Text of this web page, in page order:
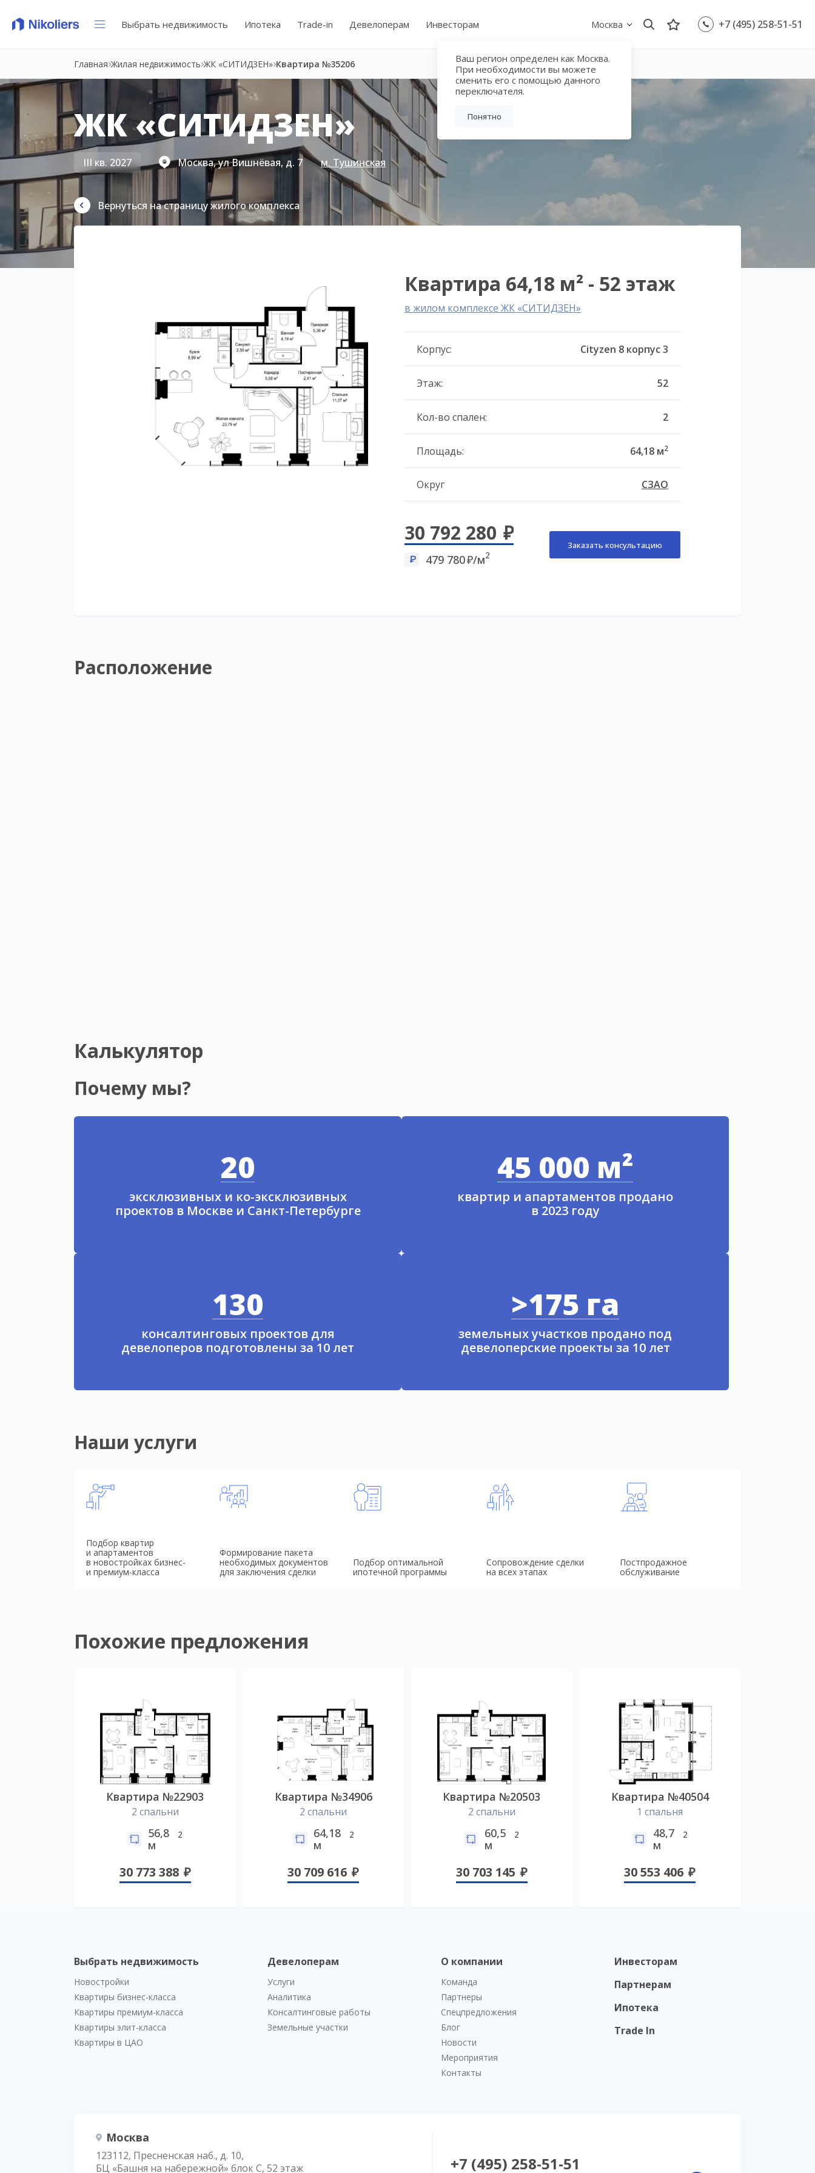
Выбрать недвижимость Ипотека Trade-in Девелоперам Инвесторам Москва
Ваш регион определен как Москва.
При необходимости вы можете
сменить его с помощью данного
переключателя.
Понятно
+7 (495) 258-51-51
Главная Жилая недвижимость ЖК «СИТИДЗЕН» Квартира №35206
ЖК «СИТИДЗЕН»
III кв. 2027 Москва, ул Вишнёвая, д. 7 м. Тушинская
Вернуться на страницу жилого комплекса
Квартира 64,18 м² - 52 этаж
в жилом комплексе ЖК «СИТИДЗЕН»
Корпус: Cityzen 8 корпус 3
Этаж: 52
Кол-во спален: 2
Площадь: 64,18 м2
Округ СЗАО
30 792 280
479 780 /м2
Заказать консультацию
Расположение
Калькулятор
Почему мы?
20
эксклюзивных и ко-эксклюзивных
проектов в Москве и Санкт-Петербурге
45 000 м²
квартир и апартаментов продано
в 2023 году
130
консалтинговых проектов для
девелоперов подготовлены за 10 лет
>175 га
земельных участков продано под
девелоперские проекты за 10 лет
Наши услуги
Подбор квартир
и апартаментов
в новостройках бизнес-
и премиум-класса
Формирование пакета
необходимых документов
для заключения сделки
Подбор оптимальной
ипотечной программы
Сопровождение сделки
на всех этапах
Постпродажное
обслуживание
Похожие предложения
Квартира №22903
2 спальни
56,8
м
2
30 773 388
Квартира №34906
2 спальни
64,18
м
2
30 709 616
Квартира №20503
2 спальни
60,5
м
2
30 703 145
Квартира №40504
1 спальня
48,7
м
2
30 553 406
Выбрать недвижимость
Новостройки
Квартиры бизнес-класса
Квартиры премиум-класса
Квартиры элит-класса
Квартиры в ЦАО
Девелоперам
Услуги
Аналитика
Консалтинговые работы
Земельные участки
О компании
Команда
Партнеры
Спецпредложения
Блог
Новости
Мероприятия
Контакты
Инвесторам
Партнерам
Ипотека
Trade In
Москва
123112, Пресненская наб., д. 10,
БЦ «Башня на набережной» блок С, 52 этаж
+7 (495) 258-51-51